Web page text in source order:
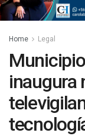
Home Legal
inaugura